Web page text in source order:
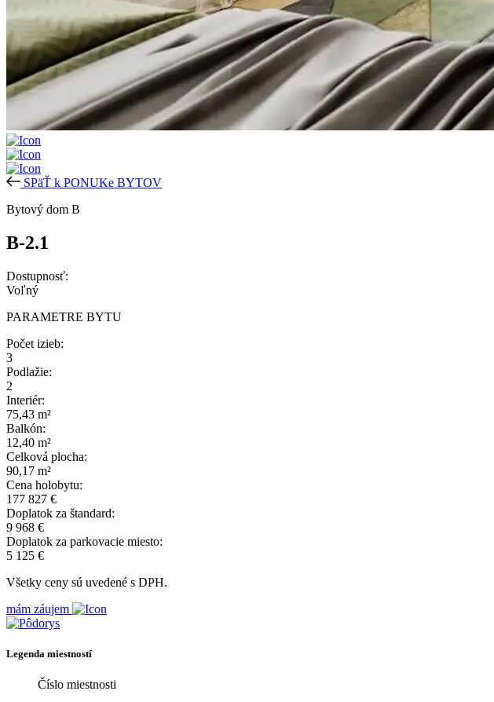
SPäŤ k PONUKe BYTOV
Bytový dom B
B-2.1
Dostupnosť:
Voľný
PARAMETRE BYTU
Počet izieb:
3
Podlažie:
2
Interiér:
75,43 m²
Balkón:
12,40 m²
Celková plocha:
90,17 m²
Cena holobytu:
177 827 €
Doplatok za štandard:
9 968 €
Doplatok za parkovacie miesto:
5 125 €
Všetky ceny sú uvedené s DPH.
mám záujem
Legenda miestností
Číslo miestnosti